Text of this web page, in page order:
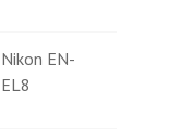
Nikon EN-
EL8